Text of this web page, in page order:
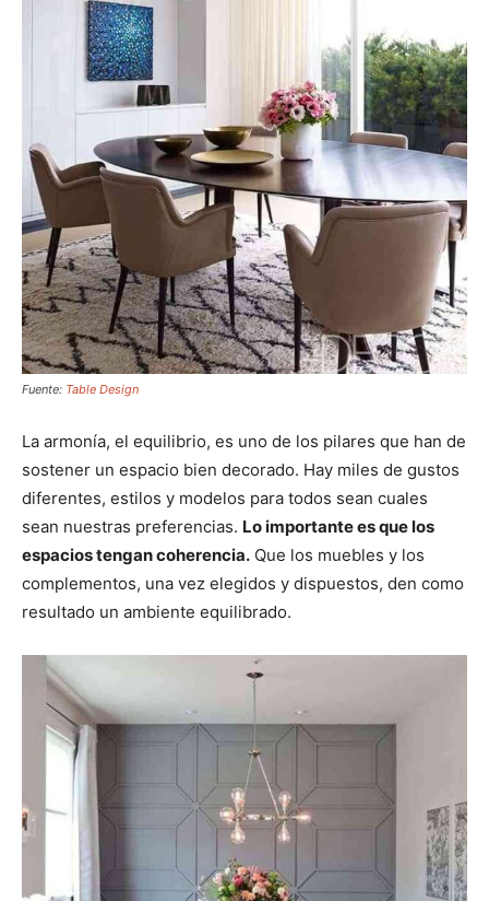
Fuente: Table Design
La armonía, el equilibrio, es uno de los pilares que han de
sostener un espacio bien decorado. Hay miles de gustos
diferentes, estilos y modelos para todos sean cuales
sean nuestras preferencias. Lo importante es que los
espacios tengan coherencia. Que los muebles y los
complementos, una vez elegidos y dispuestos, den como
resultado un ambiente equilibrado.